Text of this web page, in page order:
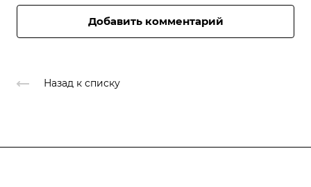
Добавить комментарий
Назад к списку